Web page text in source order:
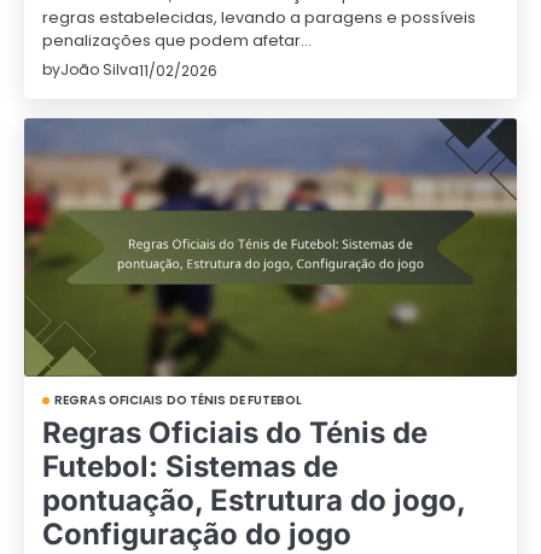
regras estabelecidas, levando a paragens e possíveis
penalizações que podem afetar…
byJoão Silva11/02/2026
REGRAS OFICIAIS DO TÉNIS DE FUTEBOL
Regras Oficiais do Ténis de
Futebol: Sistemas de
pontuação, Estrutura do jogo,
Configuração do jogo